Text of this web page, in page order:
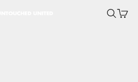
搜尋購物車